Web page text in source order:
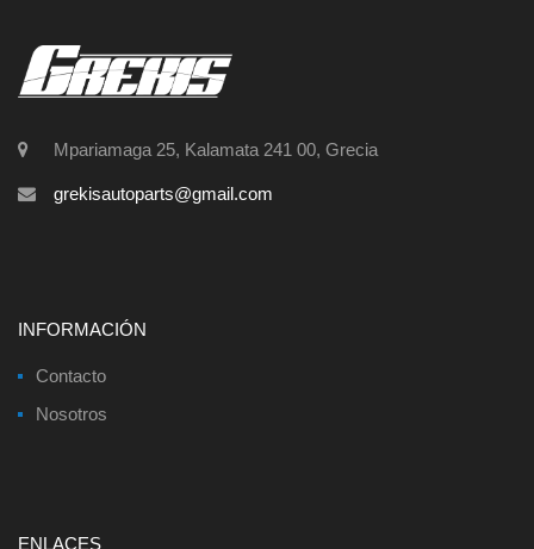
Mpariamaga 25, Kalamata 241 00, Grecia
grekisautoparts@gmail.com
INFORMACIÓN
Contacto
Nosotros
ENLACES